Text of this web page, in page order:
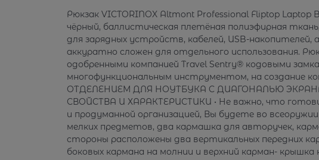
Рюкзак VICTORINOX Altmont Professional Fliptop
чёрный, баллистическая плетёная полиэфирная
для зарядных устройств, кабелей, USB-
аккуратно сложен для отдельного использования.
одобренными компанией Travel Sentry® кодовыми
многофункциональным инструментом, на создание
ОТДЕЛЕНИЕМ ДЛЯ НОУТБУКА C ДИАГОНАЛЬЮ ЭКРАНА
СВОЙСТВА И ХАРАКТЕРИСТИКИ • Не важно, что
и продуманной организацией, Вы будете во
мелких предметов, два кармашка для авторучек,
стороны расположены два вертикальных передних
боковых кармана на молнии и верхний карман-